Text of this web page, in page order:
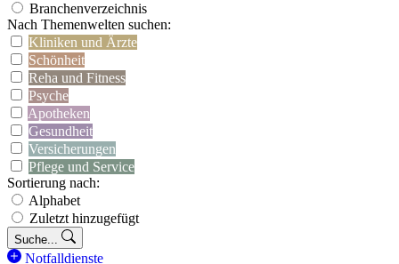
Branchenverzeichnis
Nach Themenwelten suchen:
Kliniken und Ärzte
Schönheit
Reha und Fitness
Psyche
Apotheken
Gesundheit
Versicherungen
Pflege und Service
Sortierung nach:
Alphabet
Zuletzt hinzugefügt
Suche...
Notfalldienste